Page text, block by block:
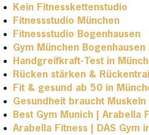
Kein Fitnesskettenstudio
Fitnessstudio München
Fitnessstudio Bogenhausen
Gym München
Handgreifkraft-Test in
Rücken stärken &
Fit & gesund ab 50 in
Gesundheit braucht
Best Gym Munich | Arabella
Arabella Fitness | DAS Gym